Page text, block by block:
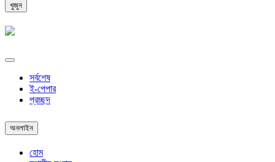
খুজুন
সর্বশেষ
ই-পেপার
প্রচ্ছদ
অনলাইন
হোম